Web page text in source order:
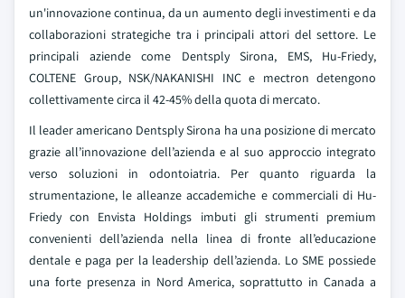
un'innovazione continua, da un aumento degli investimenti e da
collaborazioni strategiche tra i principali attori del settore. Le
principali aziende come Dentsply Sirona, EMS, Hu-Friedy,
COLTENE Group, NSK/NAKANISHI INC e mectron detengono
collettivamente circa il 42-45% della quota di mercato.
Il leader americano Dentsply Sirona ha una posizione di mercato
grazie all’innovazione dell’azienda e al suo approccio integrato
verso soluzioni in odontoiatria. Per quanto riguarda la
strumentazione, le alleanze accademiche e commerciali di Hu-
Friedy con Envista Holdings imbuti gli strumenti premium
convenienti dell’azienda nella linea di fronte all’educazione
dentale e paga per la leadership dell’azienda. Lo SME possiede
una forte presenza in Nord America, soprattutto in Canada a